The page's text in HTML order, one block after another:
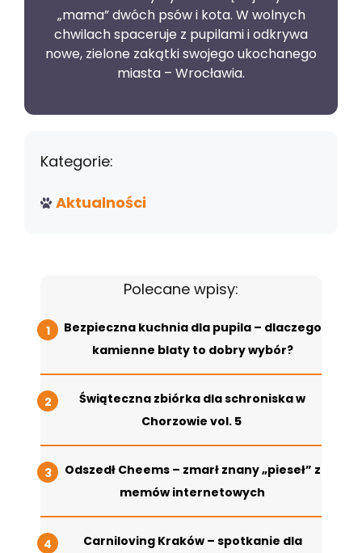
„mama” dwóch psów i kota. W wolnych
chwilach spaceruje z pupilami i odkrywa
nowe, zielone zakątki swojego ukochanego
miasta – Wrocławia.
Kategorie:
Aktualności
Polecane wpisy:
Bezpieczna kuchnia dla pupila – dlaczego
kamienne blaty to dobry wybór?
Świąteczna zbiórka dla schroniska w
Chorzowie vol. 5
Odszedł Cheems – zmarł znany „pieseł” z
memów internetowych
Carniloving Kraków – spotkanie dla